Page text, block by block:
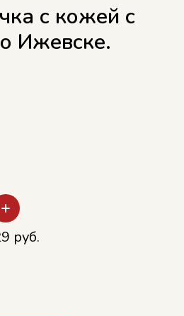
с кожей с
Ижевске.
руб.